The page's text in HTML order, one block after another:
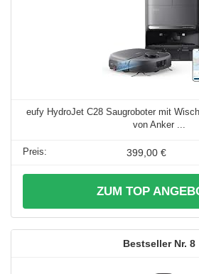
eufy HydroJet C28 Saugroboter mit
von Anker ...
399,00 €
ZUM TOP
8